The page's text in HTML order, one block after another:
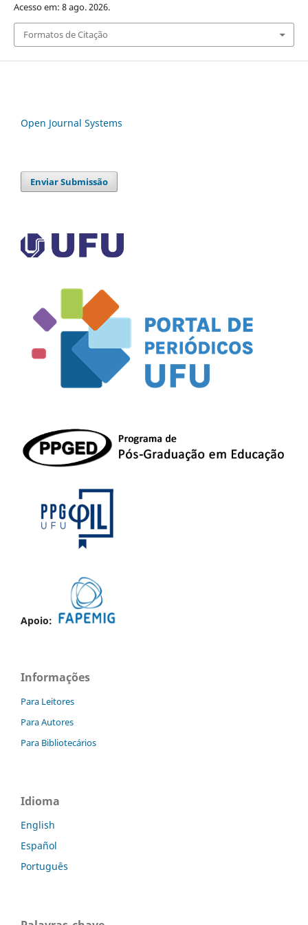
Acesso em: 8 ago. 2026.
Formatos de Citação
Open Journal Systems
Enviar Submissão
Apoio:
Informações
Para Leitores
Para Autores
Para Bibliotecários
Idioma
English
Español
Português